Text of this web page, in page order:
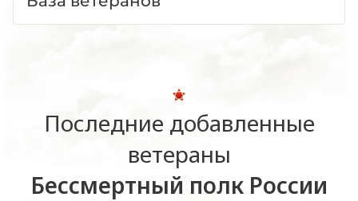
Последние добавленные
ветераны
Бессмертный полк России